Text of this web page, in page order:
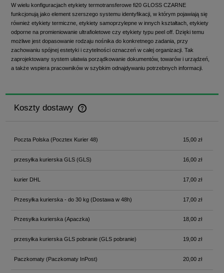
W wielu konfiguracjach etykiety termotransferowe fi20 GLOSS CZARNE
funkcjonują jako element szerszego systemu identyfikacji, w którym pojawiają się
również etykiety termiczne, etykiety samoprzylepne w innych kształtach, etykiety
odporne na promieniowanie ultrafioletowe czy etykiety typu peel off. Dzięki temu
możliwe jest dopasowanie rodzaju nośnika do konkretnego zadania, przy
zachowaniu spójnej estetyki i czytelności oznaczeń w całej organizacji. Tak
zaprojektowany system ułatwia porządkowanie dokumentów, towarów i urządzeń,
a także wspiera pracowników w szybkim odnajdywaniu potrzebnych informacji.
Koszty dostawy
Cena nie zawiera ewentualnych kosztów płatności
Poczta Polska(Pocztex Kurier 48) 15,00 zł
przesyłka kurierska GLS(GLS) 16,00 zł
kurier DHL 17,00 zł
Przesyłka kurierska - do 30 kg(Dostawa w 48h) 17,00 zł
Przesyłka kurierska (Apaczka) 18,00 zł
przesyłka kurierska GLS pobranie(GLS pobranie) 19,00 zł
Paczkomaty(Paczkomaty InPost) 20,00 zł